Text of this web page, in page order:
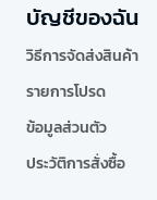
บัญชีของฉัน
วิธีการจัดส่งสินค้า
รายการโปรด
ข้อมูลส่วนตัว
ประวัติการสั่งซื้อ